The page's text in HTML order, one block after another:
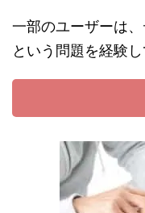
一部のユーザーは
という問題を経験し